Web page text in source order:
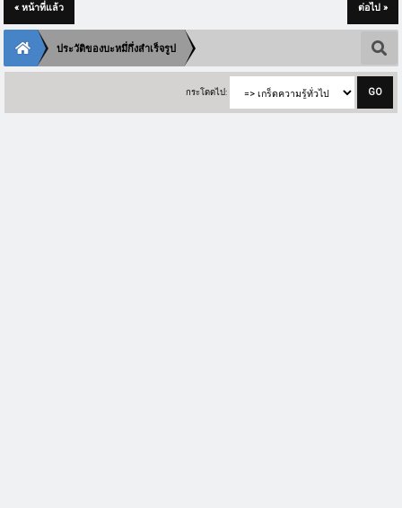
« หน้าที่แล้ว ต่อไป »
ประวัติของบะหมึ่กึ่งสำเร็จรูป
กระโดดไป: